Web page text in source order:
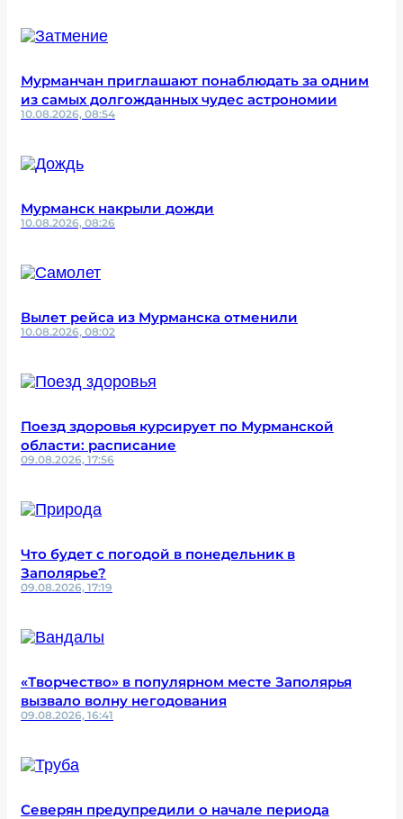
Мурманчан приглашают понаблюдать за одним
из самых долгожданных чудес астрономии
10.08.2026, 08:54
Мурманск накрыли дожди
10.08.2026, 08:26
Вылет рейса из Мурманска отменили
10.08.2026, 08:02
Поезд здоровья курсирует по Мурманской
области: расписание
09.08.2026, 17:56
Что будет с погодой в понедельник в
Заполярье?
09.08.2026, 17:19
«Творчество» в популярном месте Заполярья
вызвало волну негодования
09.08.2026, 16:41
Северян предупредили о начале периода